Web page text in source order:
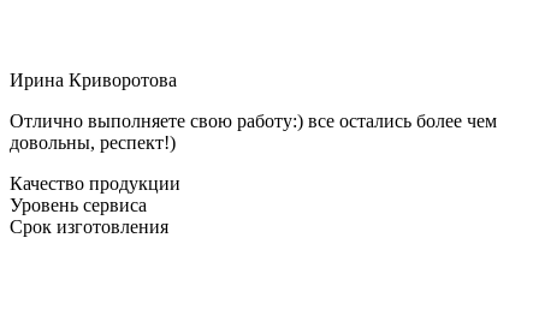
Ирина Криворотова
Отлично выполняете свою работу:) все остались более чем
довольны, респект!)
Качество продукции
Уровень сервиса
Срок изготовления